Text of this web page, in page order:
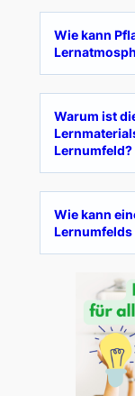
Wie kann
Warum ist
Lernumfeld?
Wie kann